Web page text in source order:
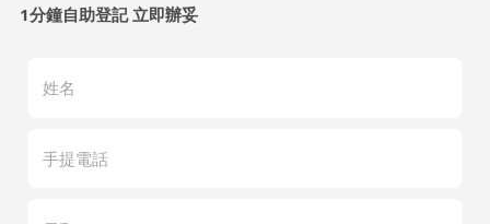
1分鐘自助登記 立即辦妥